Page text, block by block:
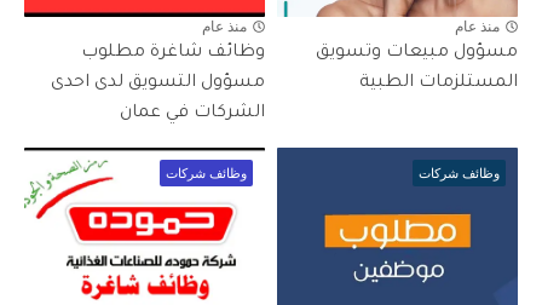
منذ عام
مسؤول مبيعات وتسويق
المستلزمات الطبية
منذ عام
وظائف شاغرة مطلوب
مسؤول التسويق لدى احدى
الشركات في عمان
وظائف شركات وظائف شركات